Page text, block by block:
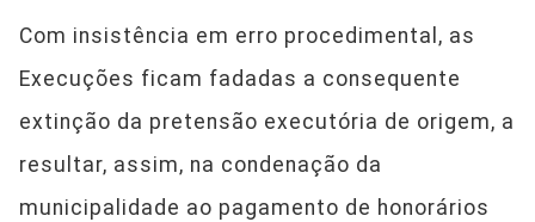
Com insistência em erro procedimental, as
Execuções ficam fadadas a consequente
extinção da pretensão executória de origem, a
resultar, assim, na condenação da
municipalidade ao pagamento de honorários